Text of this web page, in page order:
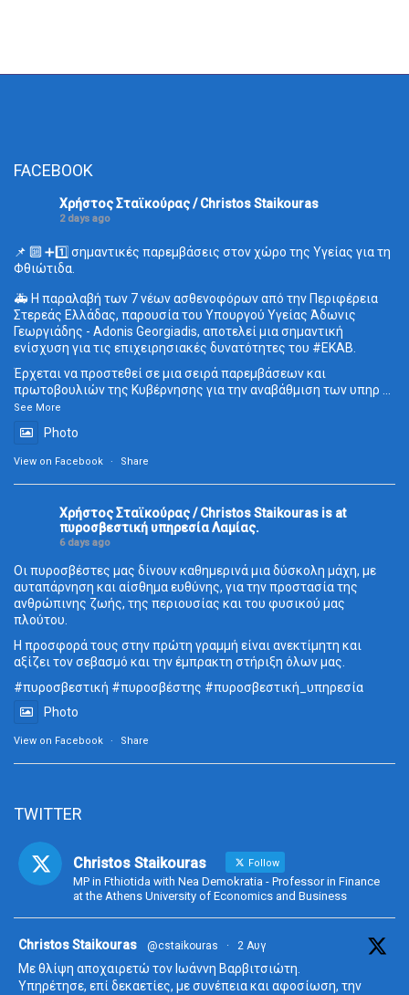
FACEBOOK
Χρήστος Σταϊκούρας / Christos Staikouras
2 days ago
📌 🔟 ➕1️⃣ σημαντικές παρεμβάσεις στον χώρο της Υγείας για τη
Φθιώτιδα.
🚑 Η παραλαβή των 7 νέων ασθενοφόρων από την Περιφέρεια
Στερεάς Ελλάδας, παρουσία του Υπουργού Υγείας Άδωνις
Γεωργιάδης - Adonis Georgiadis, αποτελεί μια σημαντική
ενίσχυση για τις επιχειρησιακές δυνατότητες του #ΕΚΑΒ.
Έρχεται να προστεθεί σε μια σειρά παρεμβάσεων και
πρωτοβουλιών της Κυβέρνησης για την αναβάθμιση των υπηρ ...
See More
Photo
View on Facebook · Share
Χρήστος Σταϊκούρας / Christos Staikouras is at
πυροσβεστική υπηρεσία Λαμίας.
6 days ago
Οι πυροσβέστες μας δίνουν καθημερινά μια δύσκολη μάχη, με
αυταπάρνηση και αίσθημα ευθύνης, για την προστασία της
ανθρώπινης ζωής, της περιουσίας και του φυσικού μας
πλούτου.
Η προσφορά τους στην πρώτη γραμμή είναι ανεκτίμητη και
αξίζει τον σεβασμό και την έμπρακτη στήριξη όλων μας.
#πυροσβεστική #πυροσβέστης #πυροσβεστική_ υπηρεσία
Photo
View on Facebook · Share
TWITTER
Christos Staikouras Follow
MP in Fthiotida with Nea Demokratia - Professor in Finance
at the Athens University of Economics and Business
Christos Staikouras @cstaikouras · 2 Αυγ
Με θλίψη αποχαιρετώ τον Ιωάννη Βαρβιτσιώτη.
Υπηρέτησε, επί δεκαετίες, με συνέπεια και αφοσίωση, την